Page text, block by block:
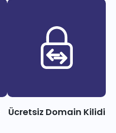
Ücretsiz Domain Kilidi